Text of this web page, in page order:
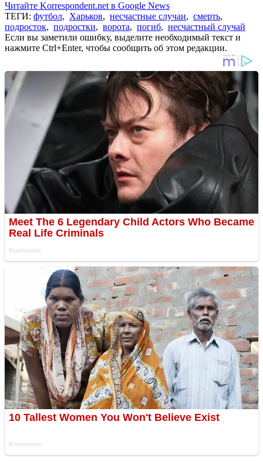
Читайте Korrespondent.net в Google News
ТЕГИ: футбол, Харьков, несчастные случаи, смерть,
подросток, подростки, ворота, погиб, несчастный случай
Если вы заметили ошибку, выделите необходимый текст и
нажмите Ctrl+Enter, чтобы сообщить об этом редакции.